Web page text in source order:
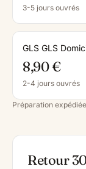
3-5 jours ouvrés
GLS GLS
8,90 €
2-4 jours ouvrés
Préparation
Retour